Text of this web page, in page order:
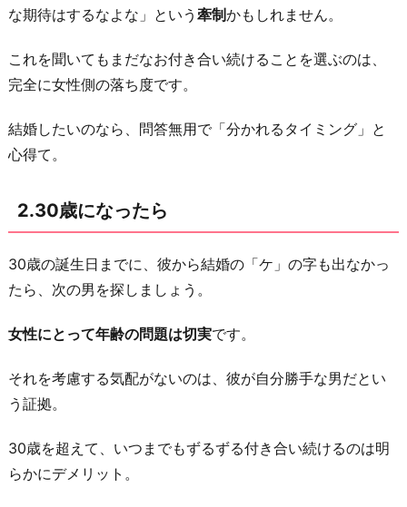
ら
彼
氏
憎
た
し
思
え
ら
5.
友
が
相
な期待はするなよな」という 牽制かもしれません。
これを聞いてもまだなお付き合い続けることを選ぶのは、
完全に女性側の落ち度です。
結婚したいのなら、問答無用で「分かれるタイミング」と
心得て。
2.30歳になったら
30歳の誕生日までに、彼から結婚の「ケ」の字も出なかっ
たら、次の男を探しましょう。
女性にとって年齢の問題は切実です。
それを考慮する気配がないのは、彼が自分勝手な男だとい
う証拠。
30歳を超えて、いつまでもずるずる付き合い続けるのは明
らかにデメリット。